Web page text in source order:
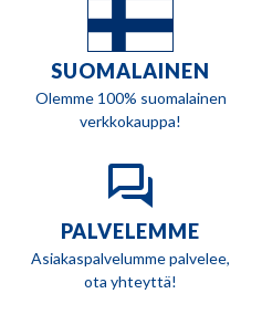
SUOMALAINEN
Olemme 100% suomalainen
verkkokauppa!
PALVELEMME
Asiakaspalvelumme palvelee,
ota yhteyttä!